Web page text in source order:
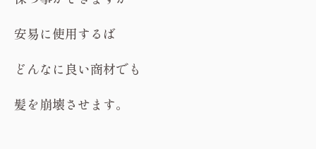
安易に使用するば
どんなに良い商材でも
髪を崩壊させます。